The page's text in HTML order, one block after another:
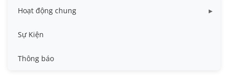
Hoạt động chung
Tin công tác sinh viên
Tin đào tạo
Sự Kiện
Thông báo